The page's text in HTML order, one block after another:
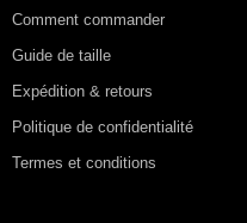
Comment commander
Guide de taille
Expédition & retours
Politique de confidentialité
Termes et conditions